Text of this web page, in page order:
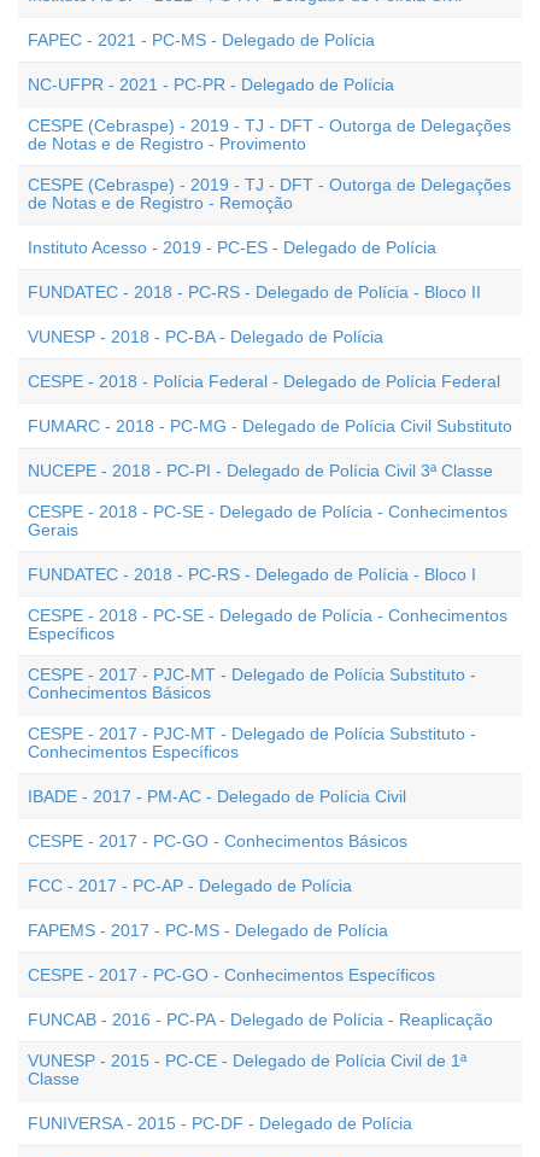
FAPEC - 2021 - PC-MS - Delegado de Polícia
NC-UFPR - 2021 - PC-PR - Delegado de Polícia
CESPE (Cebraspe) - 2019 - TJ - DFT - Outorga de Delegações
de Notas e de Registro - Provimento
CESPE (Cebraspe) - 2019 - TJ - DFT - Outorga de Delegações
de Notas e de Registro - Remoção
Instituto Acesso - 2019 - PC-ES - Delegado de Polícia
FUNDATEC - 2018 - PC-RS - Delegado de Polícia - Bloco II
VUNESP - 2018 - PC-BA - Delegado de Polícia
CESPE - 2018 - Polícia Federal - Delegado de Polícia Federal
FUMARC - 2018 - PC-MG - Delegado de Polícia Civil Substituto
NUCEPE - 2018 - PC-PI - Delegado de Polícia Civil 3ª Classe
CESPE - 2018 - PC-SE - Delegado de Polícia - Conhecimentos
Gerais
FUNDATEC - 2018 - PC-RS - Delegado de Polícia - Bloco I
CESPE - 2018 - PC-SE - Delegado de Polícia - Conhecimentos
Específicos
CESPE - 2017 - PJC-MT - Delegado de Polícia Substituto -
Conhecimentos Básicos
CESPE - 2017 - PJC-MT - Delegado de Polícia Substituto -
Conhecimentos Específicos
IBADE - 2017 - PM-AC - Delegado de Polícia Civil
CESPE - 2017 - PC-GO - Conhecimentos Básicos
FCC - 2017 - PC-AP - Delegado de Polícia
FAPEMS - 2017 - PC-MS - Delegado de Polícia
CESPE - 2017 - PC-GO - Conhecimentos Específicos
FUNCAB - 2016 - PC-PA - Delegado de Polícia - Reaplicação
VUNESP - 2015 - PC-CE - Delegado de Polícia Civil de 1ª
Classe
FUNIVERSA - 2015 - PC-DF - Delegado de Polícia